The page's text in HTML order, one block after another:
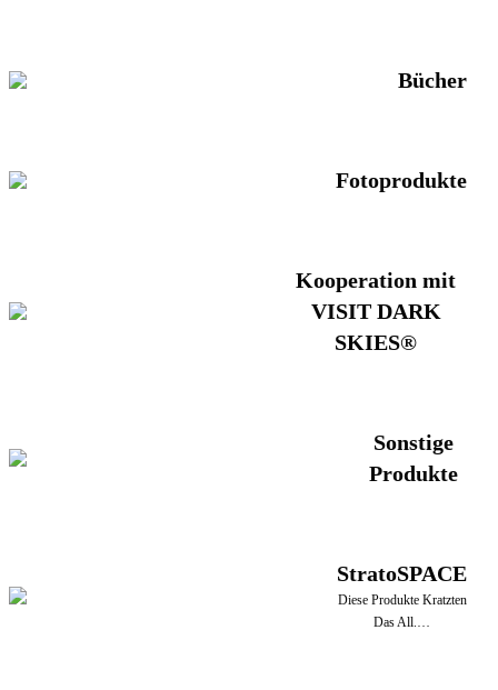
Bücher
Fotoprodukte
Kooperation mit
VISIT DARK
SKIES®
Sonstige
Produkte
StratoSPACE
Diese Produkte Kratzten
Das All.…